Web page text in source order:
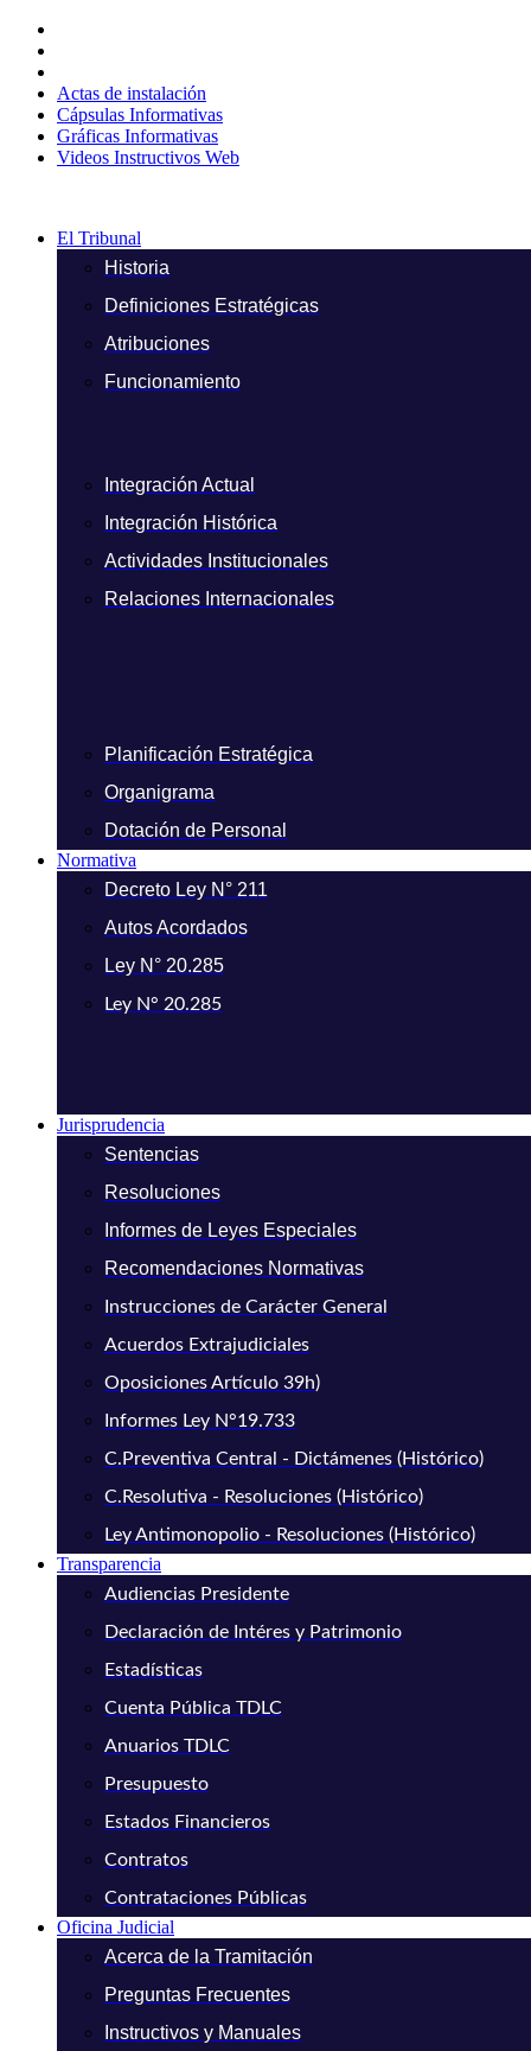
contenido
Actas de instalación
Cápsulas Informativas
Gráficas Informativas
Videos Instructivos Web
El Tribunal
Historia
Definiciones Estratégicas
Atribuciones
Funcionamiento
Integración Actual
Integración Histórica
Actividades Institucionales
Relaciones Internacionales
Planificación Estratégica
Organigrama
Dotación de Personal
Normativa
Decreto Ley N° 211
Autos Acordados
Ley N° 20.285
Ley N° 20.285
Jurisprudencia
Sentencias
Resoluciones
Informes de Leyes Especiales
Recomendaciones Normativas
Instrucciones de Carácter General
Acuerdos Extrajudiciales
Oposiciones Artículo 39h)
Informes Ley N°19.733
C.Preventiva Central - Dictámenes (Histórico)
C.Resolutiva - Resoluciones (Histórico)
Ley Antimonopolio - Resoluciones (Histórico)
Transparencia
Audiencias Presidente
Declaración de Intéres y Patrimonio
Estadísticas
Cuenta Pública TDLC
Anuarios TDLC
Presupuesto
Estados Financieros
Contratos
Contrataciones Públicas
Oficina Judicial
Acerca de la Tramitación
Preguntas Frecuentes
Instructivos y Manuales